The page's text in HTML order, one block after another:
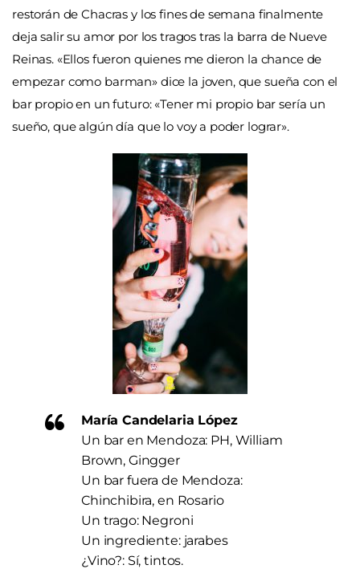
restorán de Chacras y los fines de semana finalmente
deja salir su amor por los tragos tras la barra de Nueve
Reinas. «Ellos fueron quienes me dieron la chance de
empezar como barman» dice la joven, que sueña con el
bar propio en un futuro: «Tener mi propio bar sería un
sueño, que algún día que lo voy a poder lograr».
María Candelaria López
Un bar en Mendoza: PH, William
Brown, Gingger
Un bar fuera de Mendoza:
Chinchibira, en Rosario
Un trago: Negroni
Un ingrediente: jarabes
¿Vino?: Sí, tintos.